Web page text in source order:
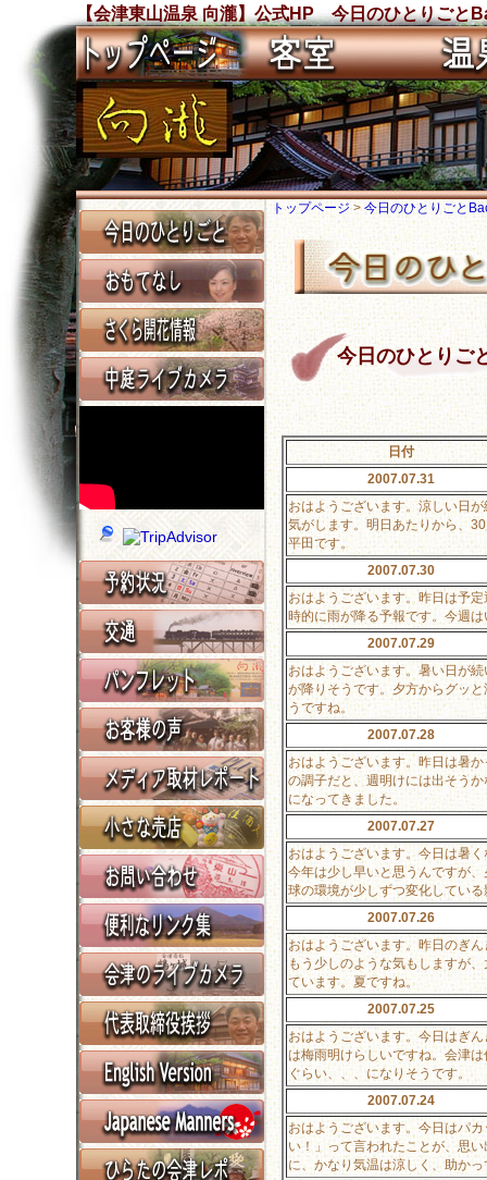
【会津東山温泉 向瀧】公式HP 今日のひとりごと
トップページ> 今日のひとりごと
今日のひとりご
日付
2007.07.31
おはようございます。涼しい日
気がします。明日あたりから、
平田です。
2007.07.30
おはようございます。昨日は予
時的に雨が降る予報です。今週
2007.07.29
おはようございます。暑い日が
が降りそうです。夕方からグッ
うですね。
2007.07.28
おはようございます。昨日は暑
の調子だと、週明けには出そう
になってきました。
2007.07.27
おはようございます。今日は暑
今年は少し早いと思うんですが
球の環境が少しずつ変化してい
2007.07.26
おはようございます。昨日のぎ
もう少しのような気もしますが
ています。夏ですね。
2007.07.25
おはようございます。今日はぎ
は梅雨明けらしいですね。会津
ぐらい、、、になりそうです。
2007.07.24
おはようございます。今日はパ
い！」って言われたことが、思
に、かなり気温は涼しく、助か